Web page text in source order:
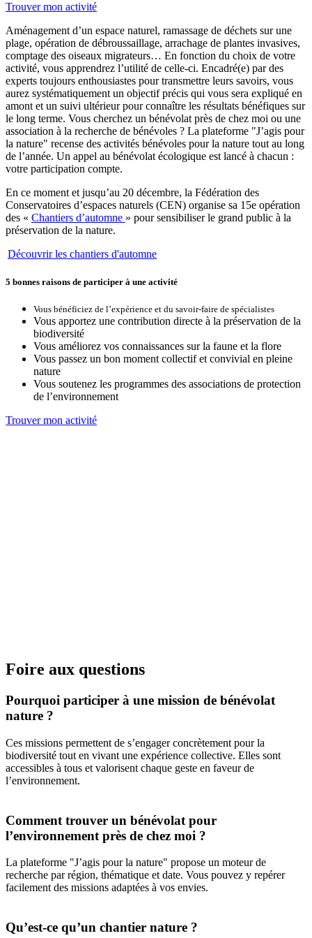
Trouver mon activité
Aménagement d’un espace naturel, ramassage de déchets sur une
plage, opération de débroussaillage, arrachage de plantes invasives,
comptage des oiseaux migrateurs… En fonction du choix de votre
activité, vous apprendrez l’utilité de celle-ci. Encadré(e) par des
experts toujours enthousiastes pour transmettre leurs savoirs, vous
aurez systématiquement un objectif précis qui vous sera expliqué en
amont et un suivi ultérieur pour connaître les résultats bénéfiques sur
le long terme. Vous cherchez un bénévolat près de chez moi ou une
association à la recherche de bénévoles ? La plateforme "J’agis pour
la nature" recense des activités bénévoles pour la nature tout au long
de l’année. Un appel au bénévolat écologique est lancé à chacun :
votre participation compte.
En ce moment et jusqu’au 20 décembre, la Fédération des
Conservatoires d’espaces naturels (CEN) organise sa 15e opération
des « Chantiers d’automne » pour sensibiliser le grand public à la
préservation de la nature.
Découvrir les chantiers d'automne
5 bonnes raisons de participer à une activité
Vous bénéficiez de l’expérience et du savoir-faire de spécialistes
Vous apportez une contribution directe à la préservation de la
biodiversité
Vous améliorez vos connaissances sur la faune et la flore
Vous passez un bon moment collectif et convivial en pleine
nature
Vous soutenez les programmes des associations de protection
de l’environnement
Trouver mon activité
Foire aux questions
Pourquoi participer à une mission de bénévolat
nature ?
Ces missions permettent de s’engager concrètement pour la
biodiversité tout en vivant une expérience collective. Elles sont
accessibles à tous et valorisent chaque geste en faveur de
l’environnement.
Comment trouver un bénévolat pour
l’environnement près de chez moi ?
La plateforme "J’agis pour la nature" propose un moteur de
recherche par région, thématique et date. Vous pouvez y repérer
facilement des missions adaptées à vos envies.
Qu’est-ce qu’un chantier nature ?